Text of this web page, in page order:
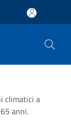
climatici a
anni.